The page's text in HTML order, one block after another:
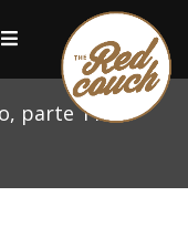
parte 11